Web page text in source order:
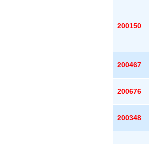
200150
200467
200676
200348